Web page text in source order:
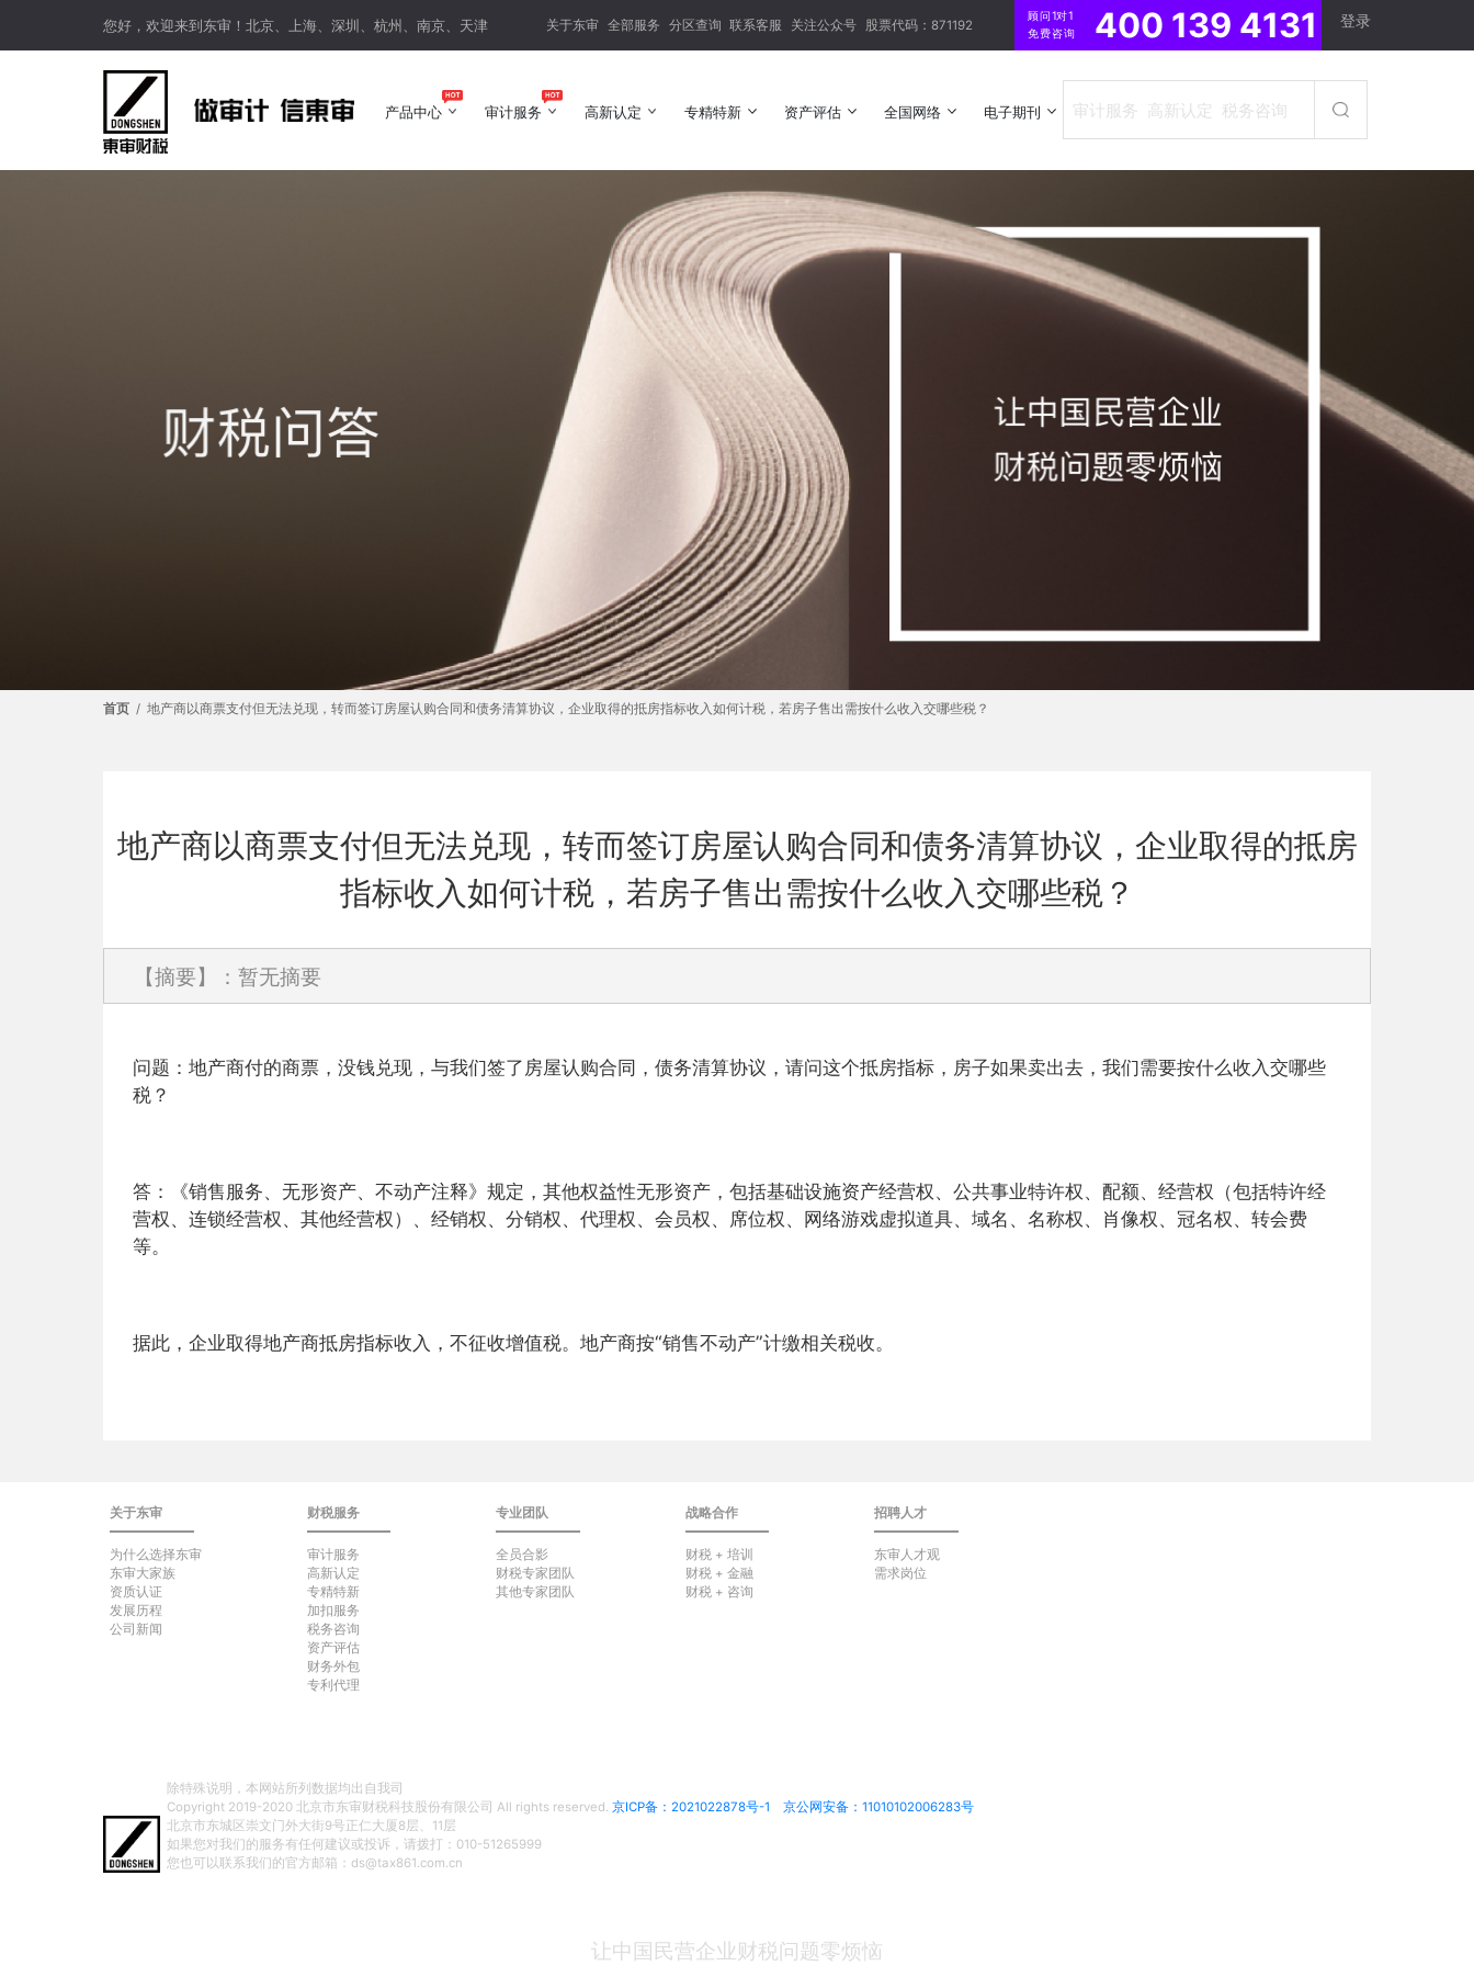
您好，欢迎来到东审！北京、上海、深圳、杭州、南京、天津 关于东审 全部服务 分区查询 联系客服 关注公众号 股票代码：871192
顾问1对1
免费咨询
400 139 4131 登录
产品中心
产品中心
审计服务
审计服务
高新认定
高新认定
专精特新
专精特新
资产评估
资产评估
全国网络
全国网络
电子期刊
电子期刊
首页 /地产商以商票支付但无法兑现，转而签订房屋认购合同和债务清算协议，企业取得的抵房指标收入如何计税，若房子售出需按什么收入交哪些税？
地产商以商票支付但无法兑现，转而签订房屋认购合同和债务清算协议，企业取得的抵房
指标收入如何计税，若房子售出需按什么收入交哪些税？
【摘要】：暂无摘要
问题： 地产商付的商票，没钱兑现，与我们签了房屋认购合同，债务清算协议，请问这个抵房指标，房子如果卖出去，我们需要按什么收入交哪些
税？
答：
《销售服务、无形资产、不动产注释》规定，其他权益性无形资产，包括基础设施资产经营权、公共事业特许权、配额、经营权（包括特许经
营权、连锁经营权、其他经营权）、经销权、分销权、代理权、会员权、席位权、网络游戏虚拟道具、域名、名称权、肖像权、冠名权、转会费
等。
据此， 企业取得地产商抵房指标收入，不征收增值税。地产商按“销售不动产”计缴相关税收。
关于东审
为什么选择东审
东审大家族
资质认证
发展历程
公司新闻
财税服务
审计服务
高新认定
专精特新
加扣服务
税务咨询
资产评估
财务外包
专利代理
专业团队
全员合影
财税专家团队
其他专家团队
战略合作
财税 + 培训
财税 + 金融
财税 + 咨询
招聘人才
东审人才观
需求岗位
除特殊说明，本网站所列数据均出自我司
Copyright 2019-2020 北京市东审财税科技股份有限公司 All rights reserved. 京ICP备：2021022878号-1
京公网安备：11010102006283号
北京市东城区崇文门外大街9号正仁大厦8层、11层
如果您对我们的服务有任何建议或投诉，请拨打：010-51265999
您也可以联系我们的官方邮箱：ds@tax861.com.cn
让中国民营企业财税问题零烦恼